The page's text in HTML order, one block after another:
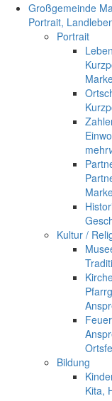
Großgemeinde
Portrait,
Portrait
mehr
Kultur /
Bildung
Kita,